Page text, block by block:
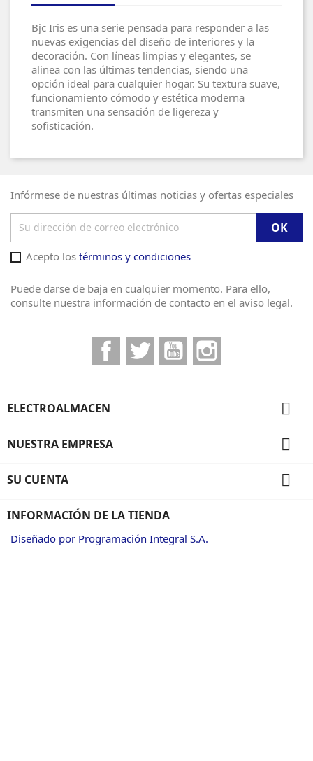
Bjc Iris es una serie pensada para responder a las
nuevas exigencias del diseño de interiores y la
decoración. Con líneas limpias y elegantes, se
alinea con las últimas tendencias, siendo una
opción ideal para cualquier hogar. Su textura suave,
funcionamiento cómodo y estética moderna
transmiten una sensación de ligereza y
sofisticación.
Infórmese de nuestras últimas noticias y ofertas especiales
Acepto los términos y condiciones
Puede darse de baja en cualquier momento. Para ello,
consulte nuestra información de contacto en el aviso legal.
FacebookTwitter YouTube
ELECTROALMACEN 
NUESTRA EMPRESA 
SU CUENTA 
INFORMACIÓN DE LA TIENDA
Diseñado por Programación Integral S.A.